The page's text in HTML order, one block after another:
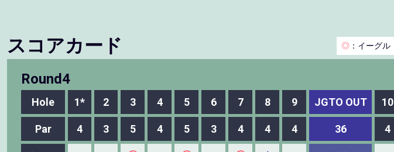
スコアカード ◎ ：イーグル
Round4
Hole 1* 2 3 4 5 6 7 8 9 JGTO OUT 10
Par
4 3 5 4 5 3 4 4 4 36 4